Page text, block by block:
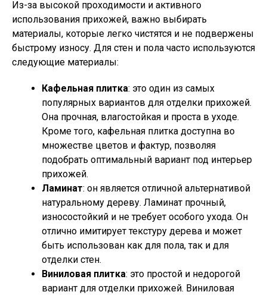
Из-за высокой проходимости и активного
использования прихожей, важно выбирать
материалы, которые легко чистятся и не подвержены
быстрому износу. Для стен и пола часто используются
следующие материалы:
Кафельная плитка: это один из самых
популярных вариантов для отделки прихожей.
Она прочная, влагостойкая и проста в уходе.
Кроме того, кафельная плитка доступна во
множестве цветов и фактур, позволяя
подобрать оптимальный вариант под интерьер
прихожей.
Ламинат: он является отличной альтернативой
натуральному дереву. Ламинат прочный,
износостойкий и не требует особого ухода. Он
отлично имитирует текстуру дерева и может
быть использован как для пола, так и для
отделки стен.
Виниловая плитка: это простой и недорогой
вариант для отделки прихожей. Виниловая